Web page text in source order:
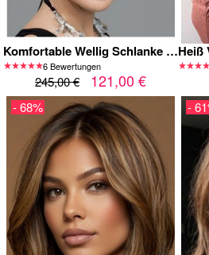
Komfortable Wellig Schlanke Kappenlos Echthaar Perücke
6 Bewertungen
245,00 € 121,00 €
- 68% -